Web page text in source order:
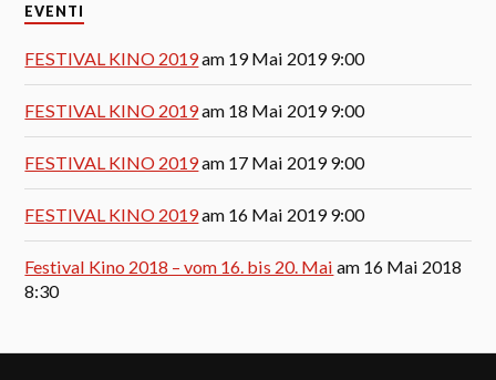
EVENTI
FESTIVAL KINO 2019am 19 Mai 2019 9:00
FESTIVAL KINO 2019am 18 Mai 2019 9:00
FESTIVAL KINO 2019am 17 Mai 2019 9:00
FESTIVAL KINO 2019am 16 Mai 2019 9:00
Festival Kino 2018 – vom 16. bis 20. Mai am 16 Mai 2018
8:30